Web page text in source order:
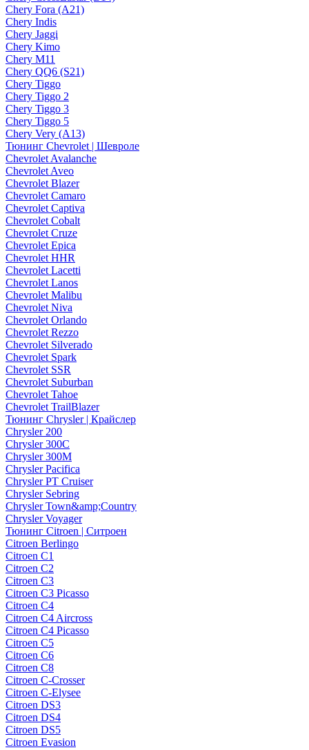
Chery Fora (A21)
Chery Indis
Chery Jaggi
Chery Kimo
Chery M11
Chery QQ6 (S21)
Chery Tiggo
Chery Tiggo 2
Chery Tiggo 3
Chery Tiggo 5
Chery Very (A13)
Тюнинг Chevrolet | Шевроле
Chevrolet Avalanche
Chevrolet Aveo
Chevrolet Blazer
Chevrolet Camaro
Chevrolet Captiva
Chevrolet Cobalt
Chevrolet Cruze
Chevrolet Epica
Chevrolet HHR
Chevrolet Lacetti
Chevrolet Lanos
Chevrolet Malibu
Chevrolet Niva
Chevrolet Orlando
Chevrolet Rezzo
Chevrolet Silverado
Chevrolet Spark
Chevrolet SSR
Chevrolet Suburban
Chevrolet Tahoe
Chevrolet TrailBlazer
Тюнинг Chrysler | Крайслер
Chrysler 200
Chrysler 300C
Chrysler 300M
Chrysler Pacifica
Chrysler PT Cruiser
Chrysler Sebring
Chrysler Town&amp;Country
Chrysler Voyager
Тюнинг Citroen | Ситроен
Citroen Berlingo
Citroen C1
Citroen C2
Citroen C3
Citroen C3 Picasso
Citroen C4
Citroen C4 Aircross
Citroen C4 Picasso
Citroen C5
Citroen C6
Citroen C8
Citroen C-Crosser
Citroen C-Elysee
Citroen DS3
Citroen DS4
Citroen DS5
Citroen Evasion